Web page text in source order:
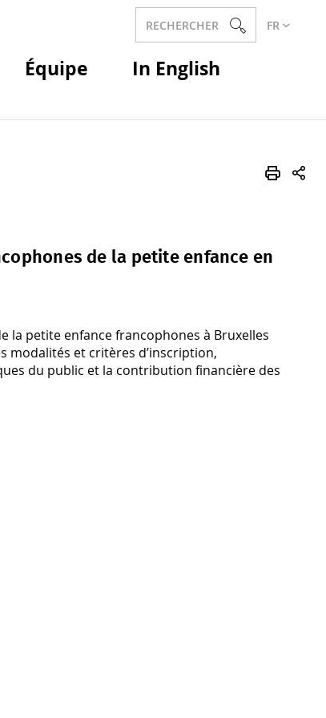
RECHERCHER FR
Équipe In English
de la petite enfance en
la petite enfance francophones à Bruxelles
modalités et critères d’inscription,
du public et la contribution financière des